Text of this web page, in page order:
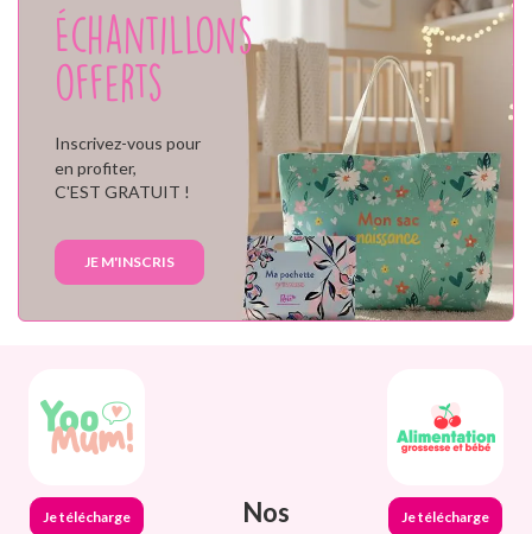
Échantillons
offerts
Inscrivez-vous pour
en profiter,
C'EST GRATUIT !
JE M'INSCRIS
Je télécharge
Nos
Je télécharge